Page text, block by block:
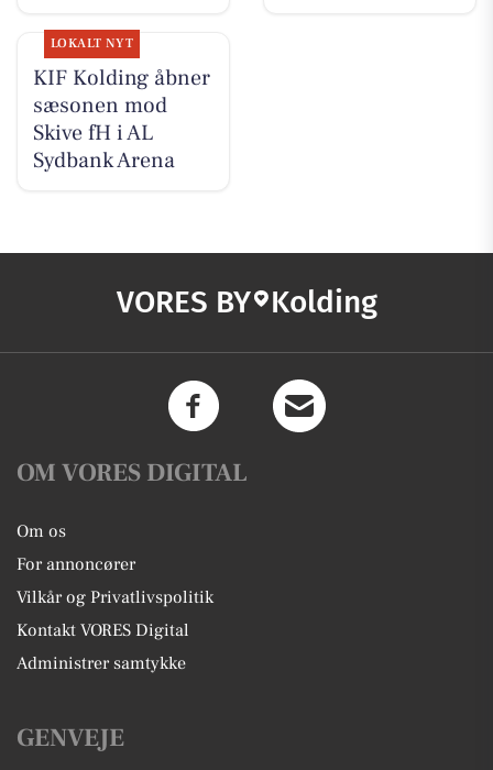
LOKALT NYT
KIF Kolding åbner
sæsonen mod
Skive fH i AL
Sydbank Arena
VORES BY Kolding
OM VORES DIGITAL
Om os
For annoncører
Vilkår og Privatlivspolitik
Kontakt VORES Digital
Administrer samtykke
GENVEJE